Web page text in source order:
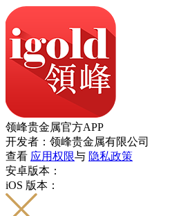
领峰贵金属官方APP
开发者：领峰贵金属有限公司
查看 应用权限与 隐私政策
安卓版本：
iOS 版本：